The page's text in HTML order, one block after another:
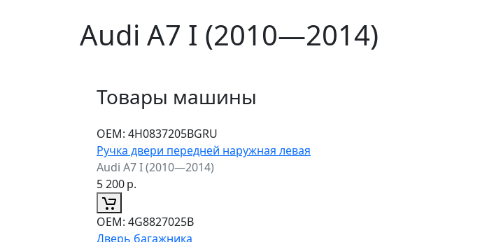
Audi A7 I (2010—2014)
Товары машины
ОЕМ: 4H0837205BGRU
Ручка двери передней наружная левая
Audi A7 I (2010—2014)
5 200р.
ОЕМ: 4G8827025B
Дверь багажника